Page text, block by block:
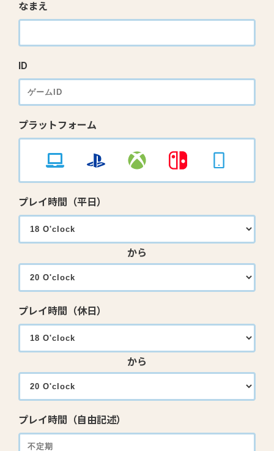
なまえ
ID
プラットフォーム
プレイ時間（平日）
から
プレイ時間（休日）
から
プレイ時間（自由記述）